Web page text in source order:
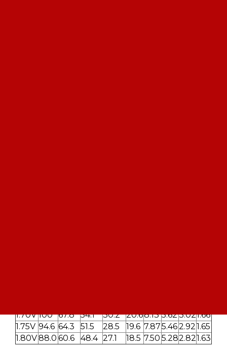
1.70V 100 67.8 54.1 30.2 20.68.13 5.623.021.66
1.75V 94.6 64.3 51.5 28.5 19.6 7.875.462.921.65
1.80V88.0 60.6 48.4 27.1 18.5 7.50 5.282.821.63